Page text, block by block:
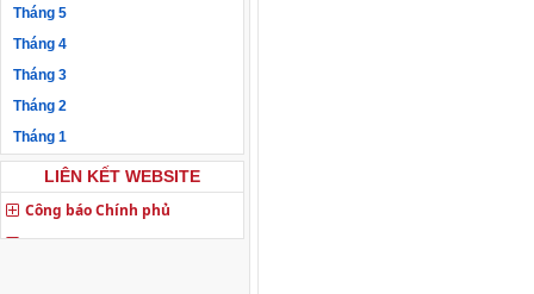
Tháng 5
Tháng 4
Tháng 3
Tháng 2
Tháng 1
LIÊN KẾT WEBSITE
Công báo Chính phủ